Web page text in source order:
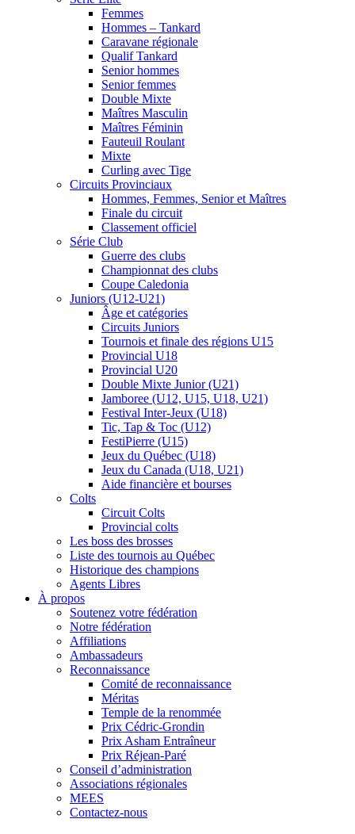
Femmes
Hommes – Tankard
Caravane régionale
Qualif Tankard
Senior hommes
Senior femmes
Double Mixte
Maîtres Masculin
Maîtres Féminin
Fauteuil Roulant
Mixte
Curling avec Tige
Circuits Provinciaux
Hommes, Femmes, Senior et Maîtres
Finale du circuit
Classement officiel
Série Club
Guerre des clubs
Championnat des clubs
Coupe Caledonia
Juniors (U12-U21)
Âge et catégories
Circuits Juniors
Tournois et finale des régions U15
Provincial U18
Provincial U20
Double Mixte Junior (U21)
Jamboree (U12, U15, U18, U21)
Festival Inter-Jeux (U18)
Tic, Tap & Toc (U12)
FestiPierre (U15)
Jeux du Québec (U18)
Jeux du Canada (U18, U21)
Aide financière et bourses
Colts
Circuit Colts
Provincial colts
Les boss des brosses
Liste des tournois au Québec
Historique des champions
Agents Libres
À propos
Soutenez votre fédération
Notre fédération
Affiliations
Ambassadeurs
Reconnaissance
Comité de reconnaissance
Méritas
Temple de la renommée
Prix Cédric-Grondin
Prix Asham Entraîneur
Prix Réjean-Paré
Conseil d’administration
Associations régionales
MEES
Contactez-nous